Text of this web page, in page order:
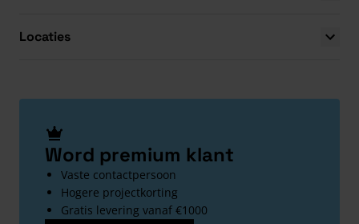
Locaties
Word premium klant
Vaste contactpersoon
Hogere projectkorting
Gratis levering vanaf €1000